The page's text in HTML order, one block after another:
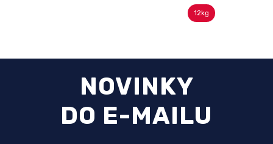
12kg
NOVINKY
DO E-MAILU